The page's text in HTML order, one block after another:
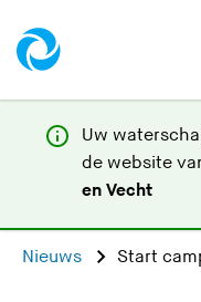
Uw
de website
en Vecht(
v
Nieuws Start